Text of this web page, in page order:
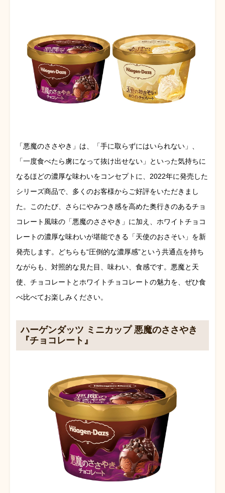
「悪魔のささやき」は、「手に取らずにはいられない」、
「一度食べたら虜になって抜け出せない」といった気持ちに
なるほどの濃厚な味わいをコンセプトに、2022年に発売した
シリーズ商品で、多くのお客様からご好評をいただきまし
た。このたび、さらにやみつき感を高めた奥行きのあるチョ
コレート風味の「悪魔のささやき」に加え、ホワイトチョコ
レートの濃厚な味わいが堪能できる「天使のおさそい」を新
発売します。どちらも“圧倒的な濃厚感”という共通点を持ち
ながらも、対照的な見た目、味わい、食感です。悪魔と天
使、チョコレートとホワイトチョコレートの魅力を、ぜひ食
べ比べてお楽しみください。
ハーゲンダッツ ミニカップ 悪魔のささやき
『チョコレート』